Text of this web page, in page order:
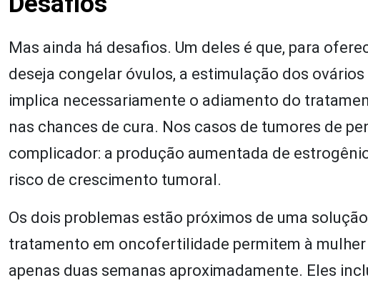
Mas ainda há desafios. Um deles é que, para
deseja congelar óvulos, a estimulação dos
implica necessariamente o adiamento do
nas chances de cura. Nos casos de tumores de
complicador: a produção aumentada de
risco de crescimento tumoral.
Os dois problemas estão próximos de uma
tratamento em oncofertilidade permitem à
apenas duas semanas aproximadamente. Eles